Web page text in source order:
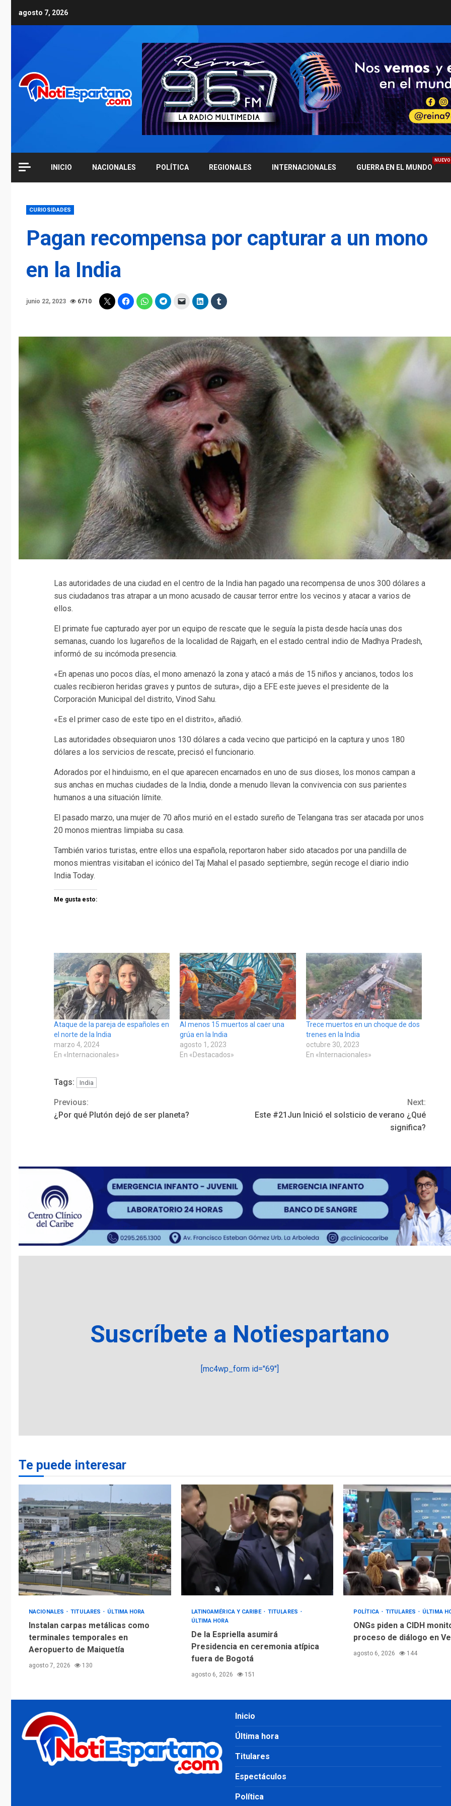
agosto 7, 2026
INICIO NACIONALES POLÍTICA REGIONALES INTERNACIONALES GUERRA EN EL MUNDO
NUEVO
CURIOSIDADES
Pagan recompensa por capturar a un mono
en la India
junio 22, 2023 6710
Las autoridades de una ciudad en el centro de la India han pagado una recompensa de unos 300 dólares a
sus ciudadanos tras atrapar a un mono acusado de causar terror entre los vecinos y atacar a varios de
ellos.
El primate fue capturado ayer por un equipo de rescate que le seguía la pista desde hacía unas dos
semanas, cuando los lugareños de la localidad de Rajgarh, en el estado central indio de Madhya Pradesh,
informó de su incómoda presencia.
«En apenas uno pocos días, el mono amenazó la zona y atacó a más de 15 niños y ancianos, todos los
cuales recibieron heridas graves y puntos de sutura», dijo a EFE este jueves el presidente de la
Corporación Municipal del distrito, Vinod Sahu.
«Es el primer caso de este tipo en el distrito», añadió.
Las autoridades obsequiaron unos 130 dólares a cada vecino que participó en la captura y unos 180
dólares a los servicios de rescate, precisó el funcionario.
Adorados por el hinduismo, en el que aparecen encarnados en uno de sus dioses, los monos campan a
sus anchas en muchas ciudades de la India, donde a menudo llevan la convivencia con sus parientes
humanos a una situación límite.
El pasado marzo, una mujer de 70 años murió en el estado sureño de Telangana tras ser atacada por unos
20 monos mientras limpiaba su casa.
También varios turistas, entre ellos una española, reportaron haber sido atacados por una pandilla de
monos mientras visitaban el icónico del Taj Mahal el pasado septiembre, según recoge el diario indio
India Today.
Me gusta esto:
Ataque de la pareja de españoles en
el norte de la India
marzo 4, 2024
En «Internacionales»
Al menos 15 muertos al caer una
grúa en la India
agosto 1, 2023
En «Destacados»
Trece muertos en un choque de dos
trenes en la India
octubre 30, 2023
En «Internacionales»
Tags: India
Continue
Previous:
¿Por qué Plutón dejó de ser planeta?
Next:
Este #21Jun Inició el solsticio de verano ¿Qué
significa?
Suscríbete a Notiespartano
[mc4wp_form id="69"]
Te puede interesar
NACIONALES TITULARES ÚLTIMA HORA
Instalan carpas metálicas como
terminales temporales en
Aeropuerto de Maiquetía
agosto 7, 2026 130
LATINOAMÉRICA Y CARIBE
TITULARES
ÚLTIMA HORA
De la Espriella asumirá
Presidencia en ceremonia atípica
fuera de Bogotá
agosto 6, 2026 151
POLÍTICA TITULARES ÚLTIMA
ONGs piden a CIDH
proceso de diálogo en
agosto 6, 2026 144
Inicio
Última hora
Titulares
Espectáculos
Política